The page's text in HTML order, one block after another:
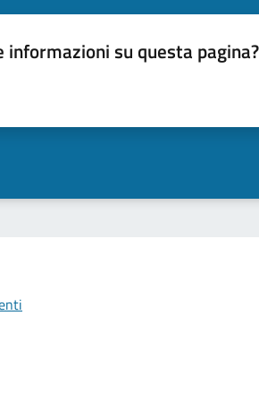
informazioni su questa pagina?